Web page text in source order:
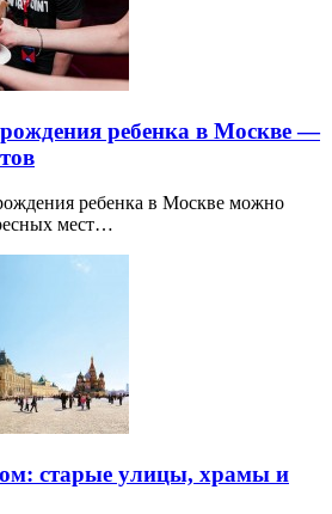
рождения ребенка в Москве —
ребенка в Москве можно
мест…
старые улицы, храмы и